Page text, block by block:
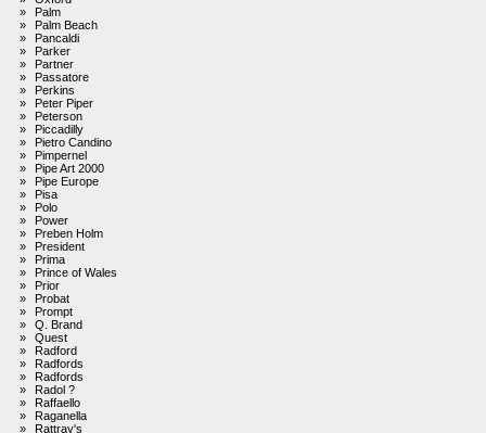
»
Palm
»
Palm Beach
»
Pancaldi
»
Parker
»
Partner
»
Passatore
»
Perkins
»
Peter Piper
»
Peterson
»
Piccadilly
»
Pietro Candino
»
Pimpernel
»
Pipe Art 2000
»
Pipe Europe
»
Pisa
»
Polo
»
Power
»
Preben Holm
»
President
»
Prima
»
Prince of Wales
»
Prior
»
Probat
»
Prompt
»
Q. Brand
»
Quest
»
Radford
»
Radfords
»
Radfords
»
Radol ?
»
Raffaello
»
Raganella
»
Rattray's